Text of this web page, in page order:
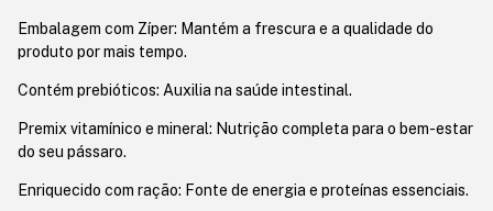
Embalagem com Zíper: Mantém a frescura e a qualidade do
produto por mais tempo.
Contém prebióticos: Auxilia na saúde intestinal.
Premix vitamínico e mineral: Nutrição completa para o bem-estar
do seu pássaro.
Enriquecido com ração: Fonte de energia e proteínas essenciais.